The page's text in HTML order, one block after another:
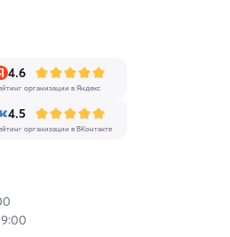
4.6
организации в Яндекс
4.5
организации в ВКонтакте